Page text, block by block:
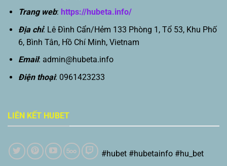
Trang web: https://hubeta.info/
Địa chỉ: Lê Đình Cẩn/Hẻm 133 Phòng 1, Tổ 53, Khu Phố
6, Bình Tân, Hồ Chí Minh, Vietnam
Email: admin@hubeta.info
Điện thoại: 0961423233
LIÊN KẾT HUBET
#hubet #hubetainfo #hu_bet